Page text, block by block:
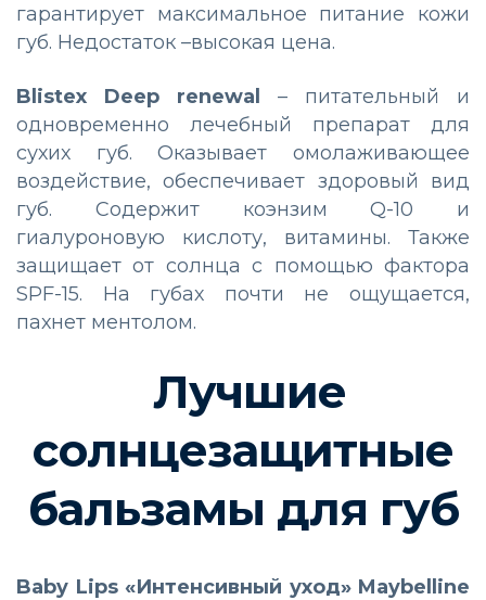
гарантирует максимальное питание кожи
губ. Недостаток –высокая цена.
Blistex Deep renewal – питательный и
одновременно лечебный препарат для
сухих губ. Оказывает омолаживающее
воздействие, обеспечивает здоровый вид
губ. Содержит коэнзим Q-10 и
гиалуроновую кислоту, витамины. Также
защищает от солнца с помощью фактора
SPF-15. На губах почти не ощущается,
пахнет ментолом.
Лучшие
солнцезащитные
бальзамы для губ
Baby Lips «Интенсивный уход» Maybelline